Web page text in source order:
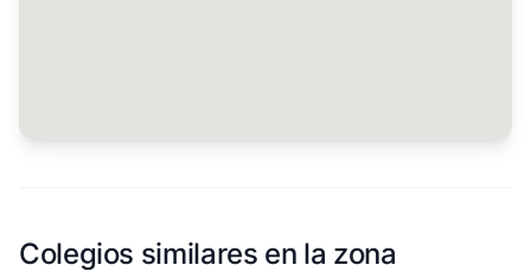
Colegios similares en la zona